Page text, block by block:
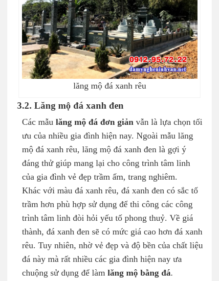
lăng mộ đá xanh rêu
3.2. Lăng mộ đá xanh đen
Các mẫu lăng mộ đá đơn giản vẫn là lựa chọn tối
ưu của nhiều gia đình hiện nay. Ngoài mẫu lăng
mộ đá xanh rêu, lăng mộ đá xanh đen là gợi ý
đáng thử giúp mang lại cho công trình tâm linh
của gia đình vẻ đẹp trầm ấm, trang nghiêm.
Khác với màu đá xanh rêu, đá xanh đen có sắc tố
trầm hơn phù hợp sử dụng để thi công các công
trình tâm linh đòi hỏi yếu tố phong thuỷ. Về giá
thành, đá xanh đen sẽ có mức giá cao hơn đá xanh
rêu. Tuy nhiên, nhờ vẻ đẹp và độ bền của chất liệu
đá này mà rất nhiều các gia đình hiện nay ưa
chuộng sử dụng để làm lăng mộ bằng đá.